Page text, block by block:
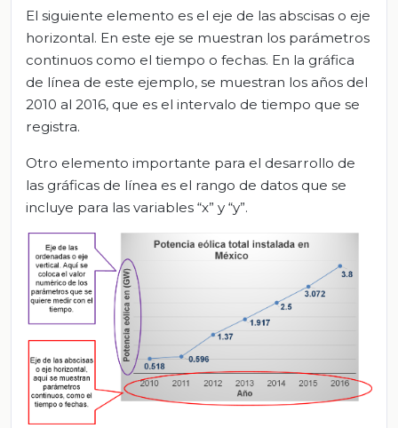
El siguiente elemento es el eje de las abscisas o eje
horizontal. En este eje se muestran los parámetros
continuos como el tiempo o fechas. En la gráfica
de línea de este ejemplo, se muestran los años del
2010 al 2016, que es el intervalo de tiempo que se
registra.
Otro elemento importante para el desarrollo de
las gráficas de línea es el rango de datos que se
incluye para las variables “x” y “y”.